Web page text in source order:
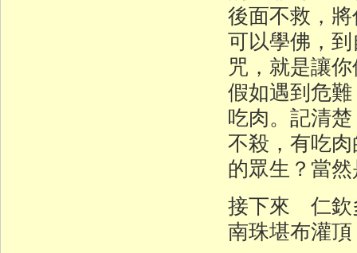
後面不救，
可以學佛，
咒，就是讓
假如遇到危
吃肉。記清
不殺，有吃
的眾生？當
接下來 仁欽
南珠堪布灌